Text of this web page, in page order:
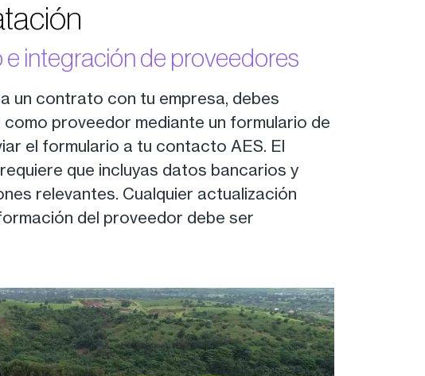
e integración de proveedores
un contrato con tu empresa, debes
proveedor mediante un formulario de
el formulario a tu contacto AES. El
que incluyas datos bancarios y
relevantes. Cualquier actualización
del proveedor debe ser